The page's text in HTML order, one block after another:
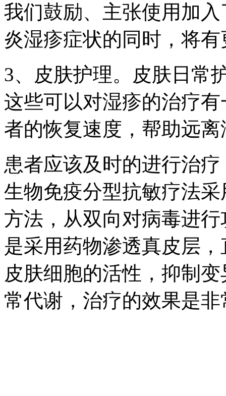
我们鼓励、主张使用加
炎湿疹症状的同时，将
3、皮肤护理。皮肤日常
这些可以对湿疹的治疗
者的恢复速度，帮助远
患者应该及时的进行治
生物免疫分型抗敏疗法
方法，从双向对病毒进
是采用药物渗透真皮层
皮肤细胞的活性，抑制
常代谢，治疗的效果是